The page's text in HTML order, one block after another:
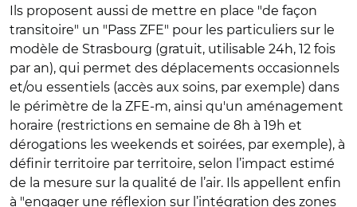
Ils proposent aussi de mettre en place "de façon
transitoire" un "Pass ZFE" pour les particuliers sur le
modèle de Strasbourg (gratuit, utilisable 24h, 12 fois
par an), qui permet des déplacements occasionnels
et/ou essentiels (accès aux soins, par exemple) dans
le périmètre de la ZFE-m, ainsi qu'un aménagement
horaire (restrictions en semaine de 8h à 19h et
dérogations les weekends et soirées, par exemple), à
définir territoire par territoire, selon l’impact estimé
de la mesure sur la qualité de l’air. Ils appellent enfin
à "engager une réflexion sur l’intégration des zones